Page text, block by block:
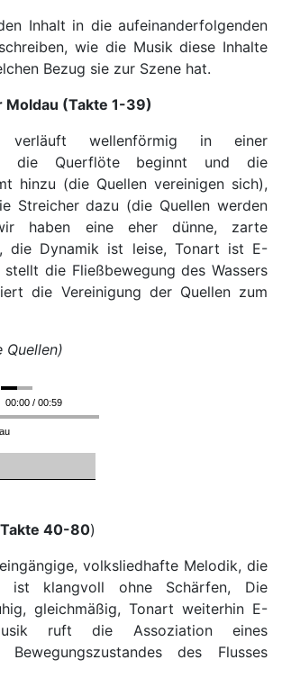
Inhalt in die aufeinanderfolgenden
wie die Musik diese Inhalte
Bezug sie zur Szene hat.
Moldau (Takte 1-39)
verläuft wellenförmig in einer
die Querflöte beginnt und die
hinzu (die Quellen vereinigen sich),
Streicher dazu (die Quellen werden
haben eine eher dünne, zarte
die Dynamik ist leise, Tonart ist E-
die Fließbewegung des Wassers
die Vereinigung der Quellen zum
Quellen)
00:00 / 00:59
40-80)
volksliedhafte Melodik, die
ist klangvoll ohne Schärfen, Die
gleichmäßig, Tonart weiterhin E-
ruft die Assoziation eines
Bewegungszustandes des Flusses